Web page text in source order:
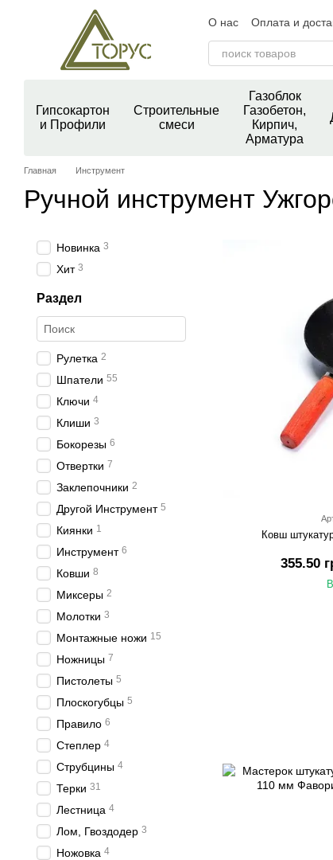
Перейти к основному контенту
О нас Оплата и
Контактная
Пользовательское
Гипсокартон
и Профили
Строительные
смеси
Газоблок
Газобетон,
Кирпич,
Арматура
Главная Инструмент
Ручной инструмент
Ковш
355.50
Новинка 3
Хит 3
Раздел
Рулетка 2
Шпатели 55
Ключи 4
Клиши 3
Бокорезы 6
Отвертки 7
Заклепочники 2
Другой Инструмент 5
Киянки 1
Инструмент 6
Ковши 8
Миксеры 2
Молотки 3
Монтажные ножи 15
Ножницы 7
Пистолеты 5
Плоскогубцы 5
Правило 6
Степлер 4
Струбцины 4
Терки 31
Лестница 4
Лом, Гвоздодер 3
Ножовка 4